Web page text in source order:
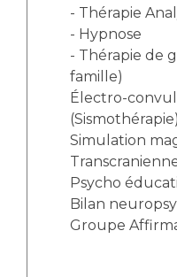
- Thérapie
- Hypnose
- Thérapie de
famille)
Électro-
(Sismothérapie)
Simulation
Psycho
Bilan
Groupe